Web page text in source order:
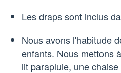
Les draps sont inclus
Nous avons l'habitude
enfants. Nous mettons
lit parapluie, une